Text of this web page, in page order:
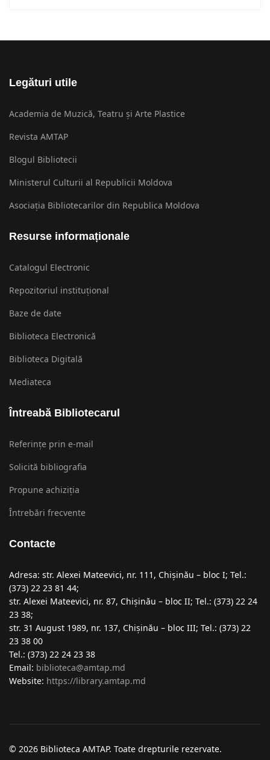
Legături utile
Academia de Muzică, Teatru și Arte Plastice
Revista AMTAP
Blogul Bibliotecii
Ministerul Culturii al Republicii Moldova
Asociația Bibliotecarilor din Republica Moldova
Resurse informaționale
Catalogul Electronic
Repozitoriul instituțional
Baze de date
Biblioteca Electronică
Biblioteca Digitală
Mediateca
Întreabă Bibliotecarul
Referințe prin e-mail
Solicită bibliografia
Propune achiziția
Întrebări frecvente
Contacte
Adresa: str. Alexei Mateevici, nr. 111, Chişinău – bloc I; Tel.:
(373) 22 23 81 44;
str. Alexei Mateevici, nr. 87, Chişinău – bloc II; Tel.: (373) 22 24
23 38;
str. 31 August 1989, nr. 137, Chişinău – bloc III; Tel.: (373) 22
23 38 00
Tel.: (373) 22 24 23 38
Email: biblioteca@amtap.md
Website: https://library.amtap.md
© 2026 Biblioteca AMTAP. Toate drepturile rezervate.